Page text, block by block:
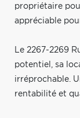
propriétaire
appréciable
Le 2267-2269
potentiel, sa
irréprochable.
rentabilité et